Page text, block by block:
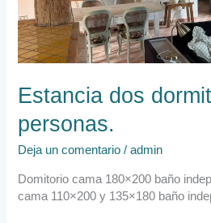
Estancia dos
personas.​
Deja un comentario /admin
Domitorio cama 180×200 baño
cama 110×200 y 135×180 baño